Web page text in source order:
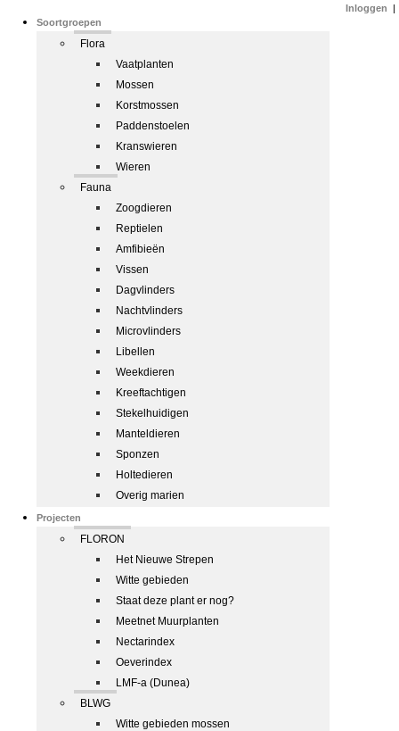
Soortgroepen
Flora
Vaatplanten
Mossen
Korstmossen
Paddenstoelen
Kranswieren
Wieren
Fauna
Zoogdieren
Reptielen
Amfibieën
Vissen
Dagvlinders
Nachtvlinders
Microvlinders
Libellen
Weekdieren
Kreeftachtigen
Stekelhuidigen
Manteldieren
Sponzen
Holtedieren
Overig marien
Projecten
FLORON
Het Nieuwe Strepen
Witte gebieden
Staat deze plant er nog?
Meetnet Muurplanten
Nectarindex
Oeverindex
LMF-a (Dunea)
BLWG
Witte gebieden mossen
Inloggen |